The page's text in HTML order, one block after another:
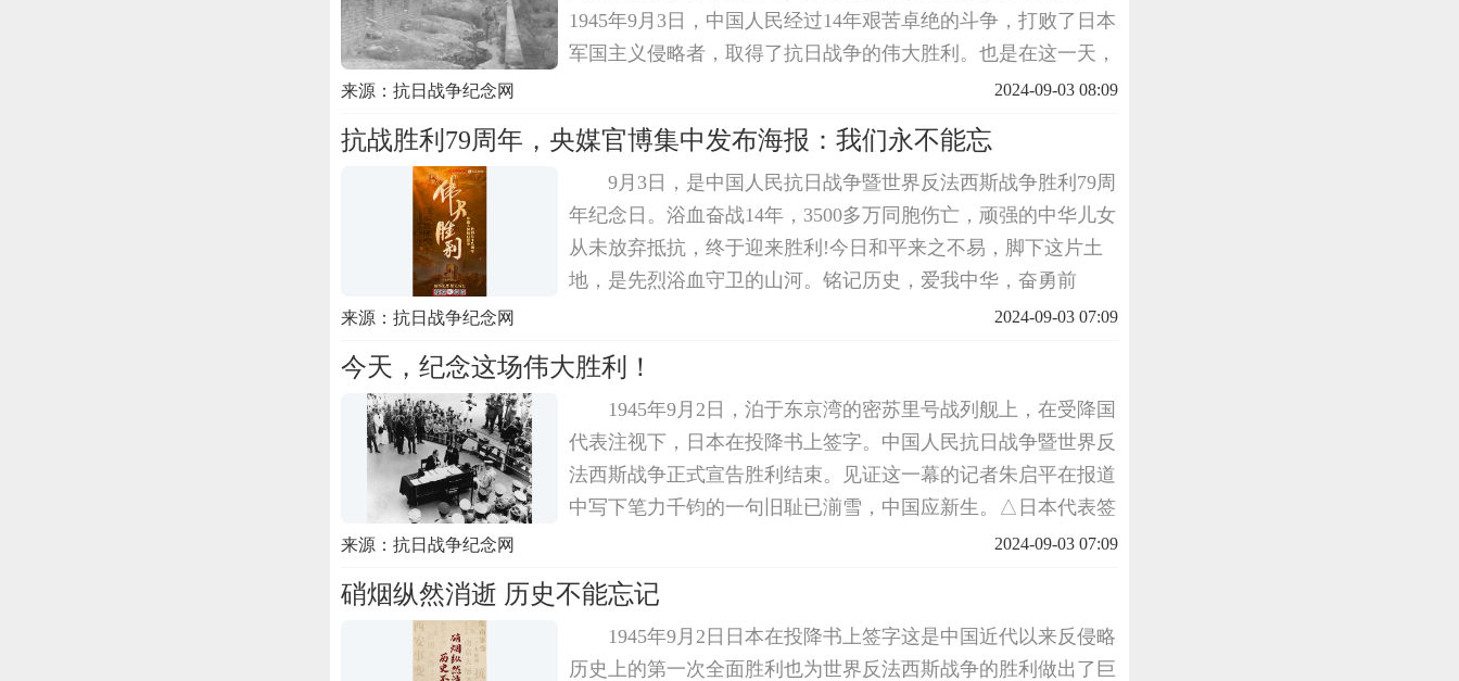
1945年9月3日，中国人民经过14年艰苦卓绝的斗争，打败了日本
军国主义侵略者，取得了抗日战争的伟大胜利。也是在这一天，
中国人民同世界人民一道，以顽强的意志和英勇的斗争，彻底打
来源：抗日战争纪念网 2024-09-03 08:09
抗战胜利79周年，央媒官博集中发布海报：我们永不能忘
9月3日，是中国人民抗日战争暨世界反法西斯战争胜利79周
年纪念日。浴血奋战14年，3500多万同胞伤亡，顽强的中华儿女
从未放弃抵抗，终于迎来胜利!今日和平来之不易，脚下这片土
地，是先烈浴血守卫的山河。铭记历史，爱我中华，奋勇前
进!1945年9月3日，我们永不能忘!3日零时，@人民日报、@人民
来源：抗日战争纪念网 2024-09-03 07:09
今天，纪念这场伟大胜利！
1945年9月2日，泊于东京湾的密苏里号战列舰上，在受降国
代表注视下，日本在投降书上签字。中国人民抗日战争暨世界反
法西斯战争正式宣告胜利结束。见证这一幕的记者朱启平在报道
中写下笔力千钧的一句旧耻已湔雪，中国应新生。△日本代表签
署投降书9月3日是中国人民抗日战争胜利纪念日，也是世界反法
来源：抗日战争纪念网 2024-09-03 07:09
硝烟纵然消逝 历史不能忘记
1945年9月2日日本在投降书上签字这是中国近代以来反侵略
历史上的第一次全面胜利也为世界反法西斯战争的胜利做出了巨